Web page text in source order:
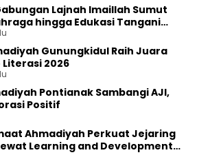
Lajnah Imaillah Sumut
hingga Edukasi Tangani
Gunungkidul Raih Juara
Literasi 2026
Pontianak Sambangi AJI,
Positif
Ahmadiyah Perkuat Jejaring
Learning and Development